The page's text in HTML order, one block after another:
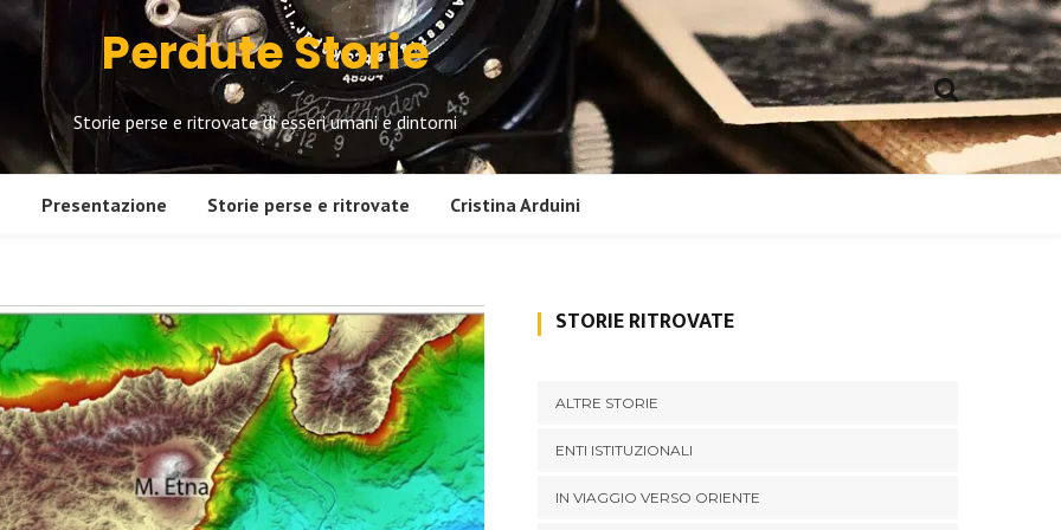
Perdute Storie
Storie perse e ritrovate di esseri umani e dintorni
Presentazione Storie perse e ritrovate
La carta di credito per gatti liberi
In viaggio verso Oriente
1. Prologo. Il viaggio. Verona –
Costantinopoli
2. Costantinopoli
3. Ankara – Konya – Aleppo
4. Mosul – Ninive – Bassora –
Cristina Arduini
STORIE RITROVATE
ALTRE STORIE
ENTI ISTITUZIONALI
IN VIAGGIO VERSO ORIENTE